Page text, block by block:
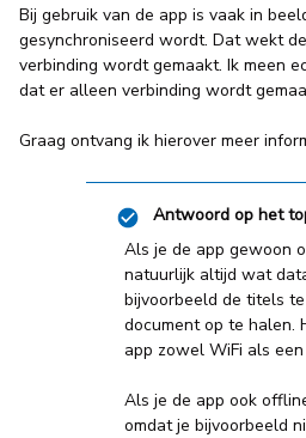
Bij gebruik van de app is vaak in
gesynchroniseerd wordt. Dat wekt
verbinding wordt gemaakt. Ik meen
dat er alleen verbinding wordt
Graag ontvang ik hierover meer
Antwoord op het
Als je de app gewoon
natuurlijk altijd wat
bijvoorbeeld de titels
document op te halen.
app zowel WiFi als
Als je de app ook
omdat je bijvoorbeeld